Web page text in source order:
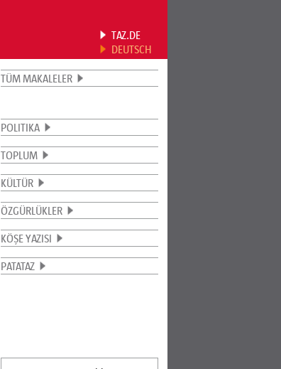
TAZ.DE
DEUTSCH
TÜM MAKALELER
POLITIKA
TOPLUM
KÜLTÜR
ÖZGÜRLÜKLER
KÖŞE YAZISI
PATATAZ